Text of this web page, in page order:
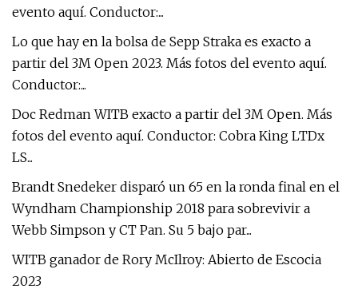
evento aquí. Conductor:...
Lo que hay en la bolsa de Sepp Straka es exacto a
partir del 3M Open 2023. Más fotos del evento aquí.
Conductor:...
Doc Redman WITB exacto a partir del 3M Open. Más
fotos del evento aquí. Conductor: Cobra King LTDx
LS...
Brandt Snedeker disparó un 65 en la ronda final en el
Wyndham Championship 2018 para sobrevivir a
Webb Simpson y CT Pan. Su 5 bajo par...
WITB ganador de Rory McIlroy: Abierto de Escocia
2023